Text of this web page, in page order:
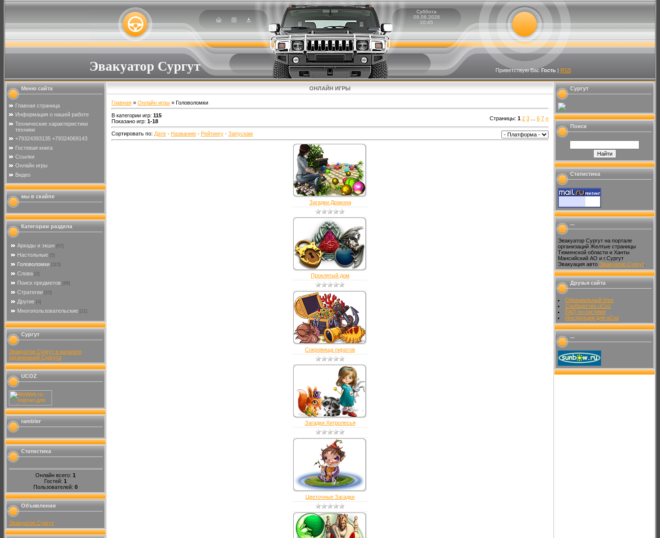
Эвакуатор Сургут
Суббота
08.08.2026
10:45
Приветствую Вас Гость| RSS
Меню сайта
Главная страница
Информация о нашей работе
Технические характеристики
техники
+79324393135 +79324069143
Гостевая книга
Ссылки
Онлайн игры
Видео
мы в скайпе
Категории раздела
Аркады и экшн [67]
Настольные [5]
Головоломки [115]
Слова [2]
Поиск предметов [68]
Стратегии [15]
Другие [4]
Многопользовательские [21]
Сургут
Эвакуатор Сургут в каталоге
организаций Сургута
UCOZ
rambler
Статистика
Онлайн всего: 1
Гостей: 1
Пользователей: 0
Объявления
Эвакуатор Сургут
ОНЛАЙН ИГРЫ
Главная » Онлайн игры » Головоломки
В категории игр: 115
Показано игр: 1-18 Страницы: 1 2 3 6 7 »
Сортировать по: Дате · Названию · Рейтингу · Запускам
Загадки Дракона
Проклятый дом
Сокровища пиратов
Загадки Хитролесья
Цветочные Загадки
Сургут
Поиск
Статистика
...
Эвакуатор Сургут на портале
организаций Желтые страницы
Тюменской области и Ханты
Мансийский АО и г.Сургут
Эвакуация авто Эвакуатор Сургут.
Друзья сайта
Официальный блог
Сообщество uCoz
FAQ по системе
Инструкции для uCoz
...